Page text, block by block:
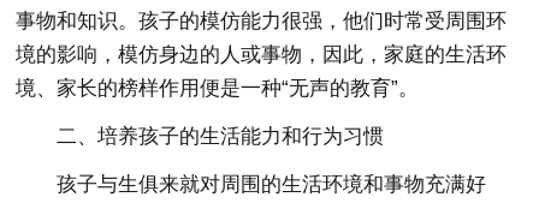
事物和知识。孩子的模仿能力很强，他们时常受周围环
境的影响，模仿身边的人或事物，因此，家庭的生活环
境、家长的榜样作用便是一种“无声的教育”。
二、培养孩子的生活能力和行为习惯
孩子与生俱来就对周围的生活环境和事物充满好